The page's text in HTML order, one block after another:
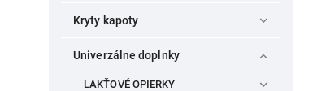
Kryty kapoty
Univerzálne doplnky
LAKŤOVÉ OPIERKY